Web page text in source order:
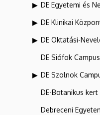
DE Egyetemi és
DE Klinikai
DE Oktatási-
DE Siófok Campus
DE Szolnok
DE-Botanikus kert
Debreceni